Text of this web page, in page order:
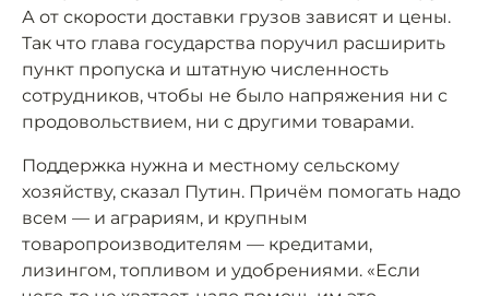
А от скорости доставки грузов зависят и цены.
Так что глава государства поручил расширить
пункт пропуска и штатную численность
сотрудников, чтобы не было напряжения ни с
продовольствием, ни с другими товарами.
Поддержка нужна и местному сельскому
хозяйству, сказал Путин. Причём помогать надо
всем — и аграриям, и крупным
товаропроизводителям — кредитами,
лизингом, топливом и удобрениями. «Если